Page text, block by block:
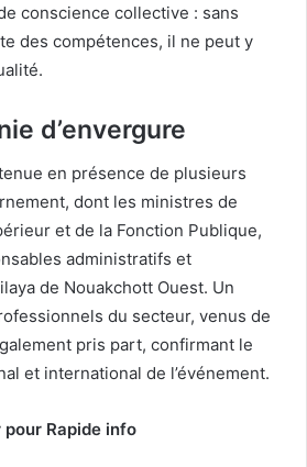
conscience collective : sans
des compétences, il ne peut y
d’envergure
en présence de plusieurs
dont les ministres de
et de la Fonction Publique,
administratifs et
de Nouakchott Ouest. Un
du secteur, venus de
pris part, confirmant le
et international de l’événement.
Rapide info